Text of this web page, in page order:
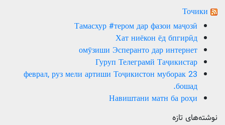
Точики
Тамасхур #тером дар фазои маҷозӣ
Хат ниёкон ёд бпгирӣд
омӯзиши Эсперанто дар интернет
Гуруп Телеграмй Таҷикистар
23 феврал, руз мели артиши Тоҷикистон муборак
бошад.
Навиштани матн ба роҳи
نوشته‌های تازه